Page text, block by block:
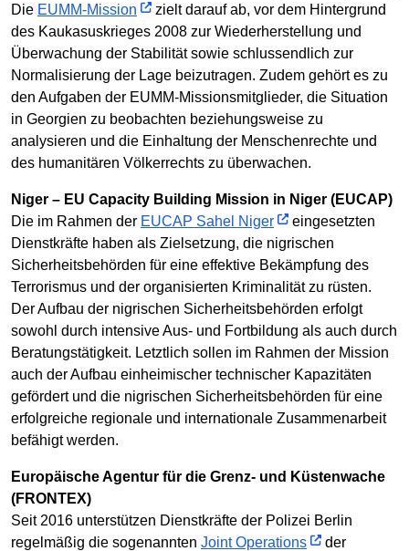
Die EUMM-Mission
zielt darauf ab, vor dem Hintergrund
des Kaukasuskrieges 2008 zur Wiederherstellung und
Überwachung der Stabilität sowie schlussendlich zur
Normalisierung der Lage beizutragen. Zudem gehört es zu
den Aufgaben der EUMM-Missionsmitglieder, die Situation
in Georgien zu beobachten beziehungsweise zu
analysieren und die Einhaltung der Menschenrechte und
des humanitären Völkerrechts zu überwachen.
Niger – EU Capacity Building Mission in Niger (EUCAP)
Die im Rahmen der EUCAP Sahel Niger
eingesetzten
Dienstkräfte haben als Zielsetzung, die nigrischen
Sicherheitsbehörden für eine effektive Bekämpfung des
Terrorismus und der organisierten Kriminalität zu rüsten.
Der Aufbau der nigrischen Sicherheitsbehörden erfolgt
sowohl durch intensive Aus- und Fortbildung als auch durch
Beratungstätigkeit. Letztlich sollen im Rahmen der Mission
auch der Aufbau einheimischer technischer Kapazitäten
gefördert und die nigrischen Sicherheitsbehörden für eine
erfolgreiche regionale und internationale Zusammenarbeit
befähigt werden.
Europäische Agentur für die Grenz- und Küstenwache
(FRONTEX)
Seit 2016 unterstützen Dienstkräfte der Polizei Berlin
regelmäßig die sogenannten Joint Operations
der